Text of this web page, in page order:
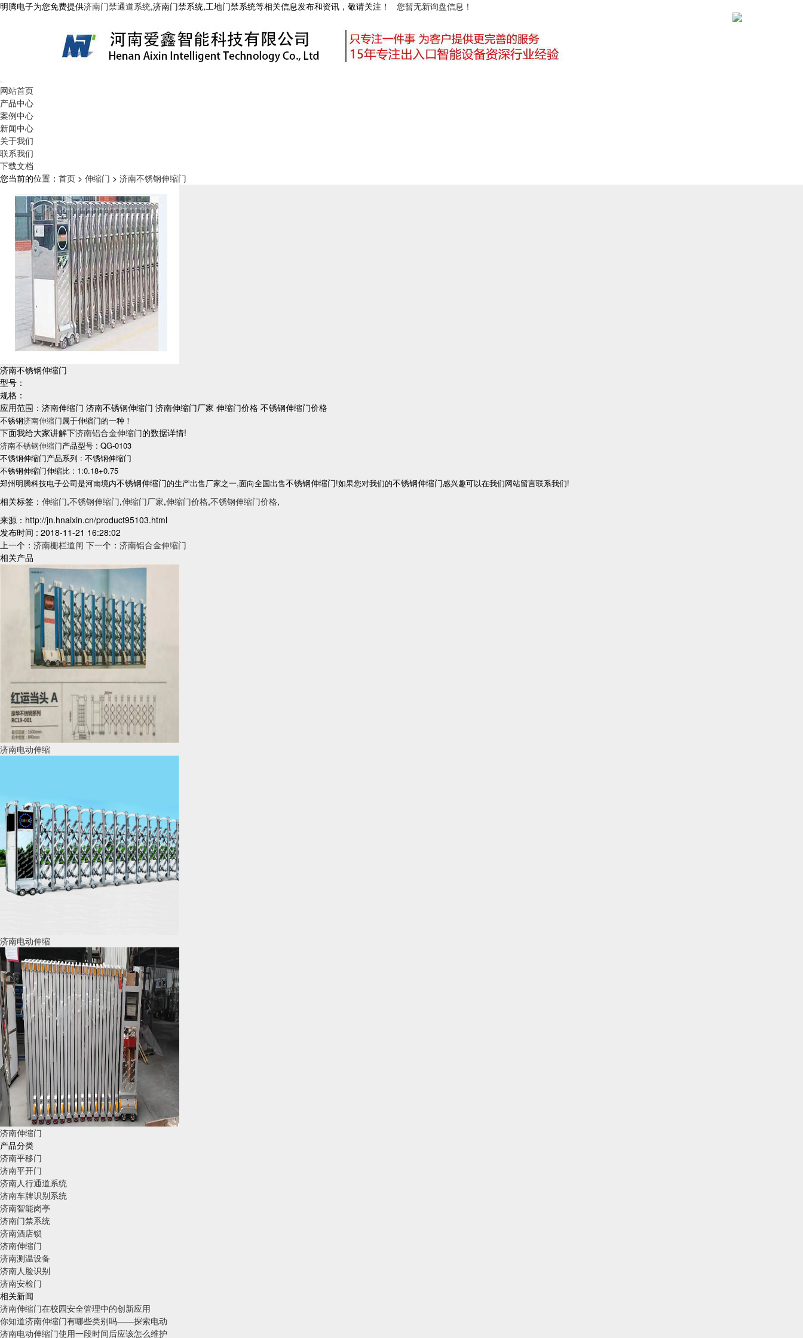
明腾电子为您免费提供济南门禁通道系统,济南门禁系统,工地门禁系统等相关信息发布和资讯，敬请关注！ 您暂无新询盘信息！
网站首页
产品中心
案例中心
新闻中心
关于我们
联系我们
下载文档
您当前的位置： 首页 > 伸缩门 > 济南不锈钢伸缩门
济南不锈钢伸缩门
型号：
规格：
应用范围：济南伸缩门 济南不锈钢伸缩门 济南伸缩门厂家 伸缩门价格 不锈钢伸缩门价格
不锈钢济南伸缩门属于伸缩门的一种！
下面我给大家讲解下济南铝合金伸缩门的数据详情!
济南不锈钢伸缩门产品型号 : QG-0103
不锈钢伸缩门产品系列 : 不锈钢伸缩门
不锈钢伸缩门伸缩比 : 1:0.18+0.75
郑州明腾科技电子公司是河南境内不锈钢伸缩门的生产出售厂家之一,面向全国出售不锈钢伸缩门!如果您对我们的不锈钢伸缩门感兴趣可以在我们网站留言联系我们!
相关标签： 伸缩门,不锈钢伸缩门,伸缩门厂家,伸缩门价格,不锈钢伸缩门价格,
来源：http://jn.hnaixin.cn/product95103.html
发布时间 : 2018-11-21 16:28:02
上一个： 济南栅栏道闸 下一个： 济南铝合金伸缩门
相关产品
济南电动伸缩
济南电动伸缩
济南伸缩门
产品分类
济南平移门
济南平开门
济南人行通道系统
济南车牌识别系统
济南智能岗亭
济南门禁系统
济南酒店锁
济南伸缩门
济南测温设备
济南人脸识别
济南安检门
相关新闻
济南伸缩门在校园安全管理中的创新应用
你知道济南伸缩门有哪些类别吗——探索电动
济南电动伸缩门使用一段时间后应该怎么维护